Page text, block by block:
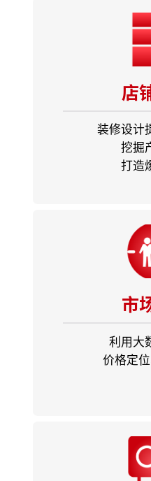
店
装修设计
挖掘
打造
市
利用大
价格定